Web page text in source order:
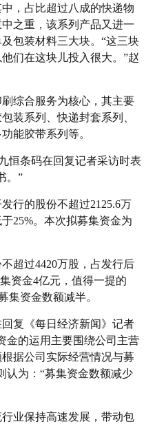
，占比超过八成的快递物
之重，该系列产品又进一
包装材料三大块。“这三块
们在这块儿投入很大。”赵
综合服务为核心，其主要
装系列、快递封套系列、
能胶带系列等。
恒条码在回复记者采访时表
。”
行的股份不超过2125.6万
25%。本次拟募集资金为
超过4420万股，占发行后
资金4亿元，值得一提的
集资金数额减半。
复《每日经济新闻》记者
金的运用主要围绕公司主营
据公司实际经营情况与募
认为：“募集资金数额减少
业保持高速发展，带动包